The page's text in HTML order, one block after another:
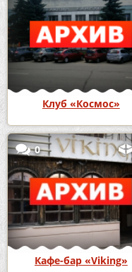
Клуб «Космос»
0
Кафе-бар «Viking»